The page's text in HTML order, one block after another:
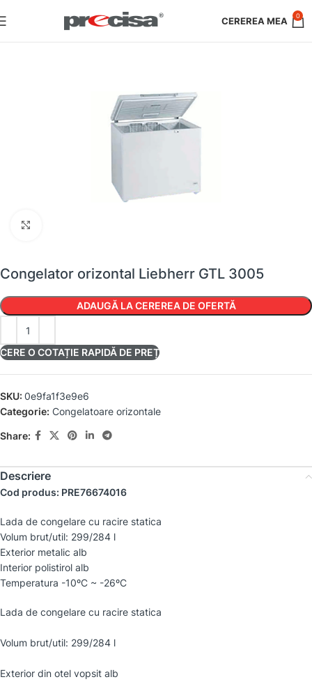
0
Congelator orizontal Liebherr GTL 3005
ADAUGĂ LA CEREREA DE OFERTĂ
CERE O COTAȚIE RAPIDĂ DE PREȚ
SKU: 0e9fa1f3e9e6
Categorie: Congelatoare orizontale
Share:
Descriere
Cod produs: PRE76674016
Lada de congelare cu racire statica
Volum brut/util: 299/284 l
Exterior metalic alb
Interior polistirol alb
Temperatura -10ºC ~ -26ºC
Lada de congelare cu racire statica
Volum brut/util: 299/284 l
Exterior din otel vopsit alb